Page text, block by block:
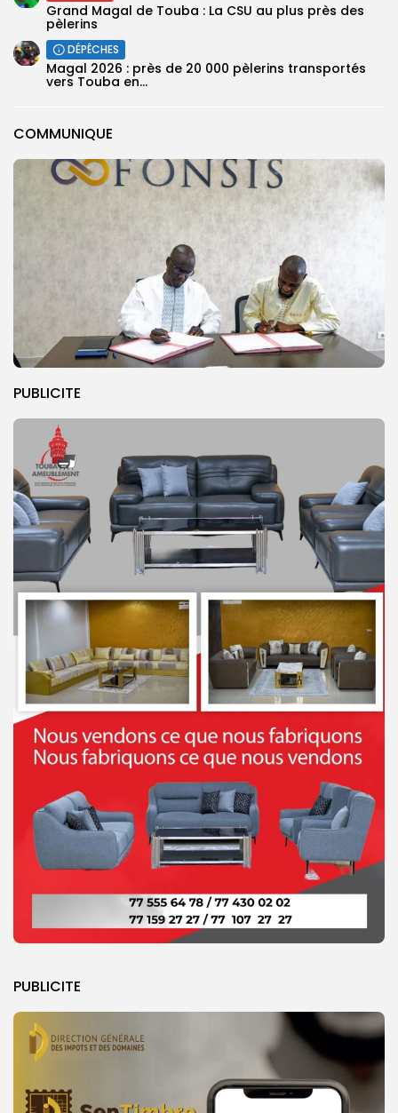
COMMUNIQUE
PUBLICITE
PUBLICITE
Grand Magal de Touba : La CSU au plus près des
pèlerins
DÉPÊCHES
Magal 2026 : près de 20 000 pèlerins transportés
vers Touba en...